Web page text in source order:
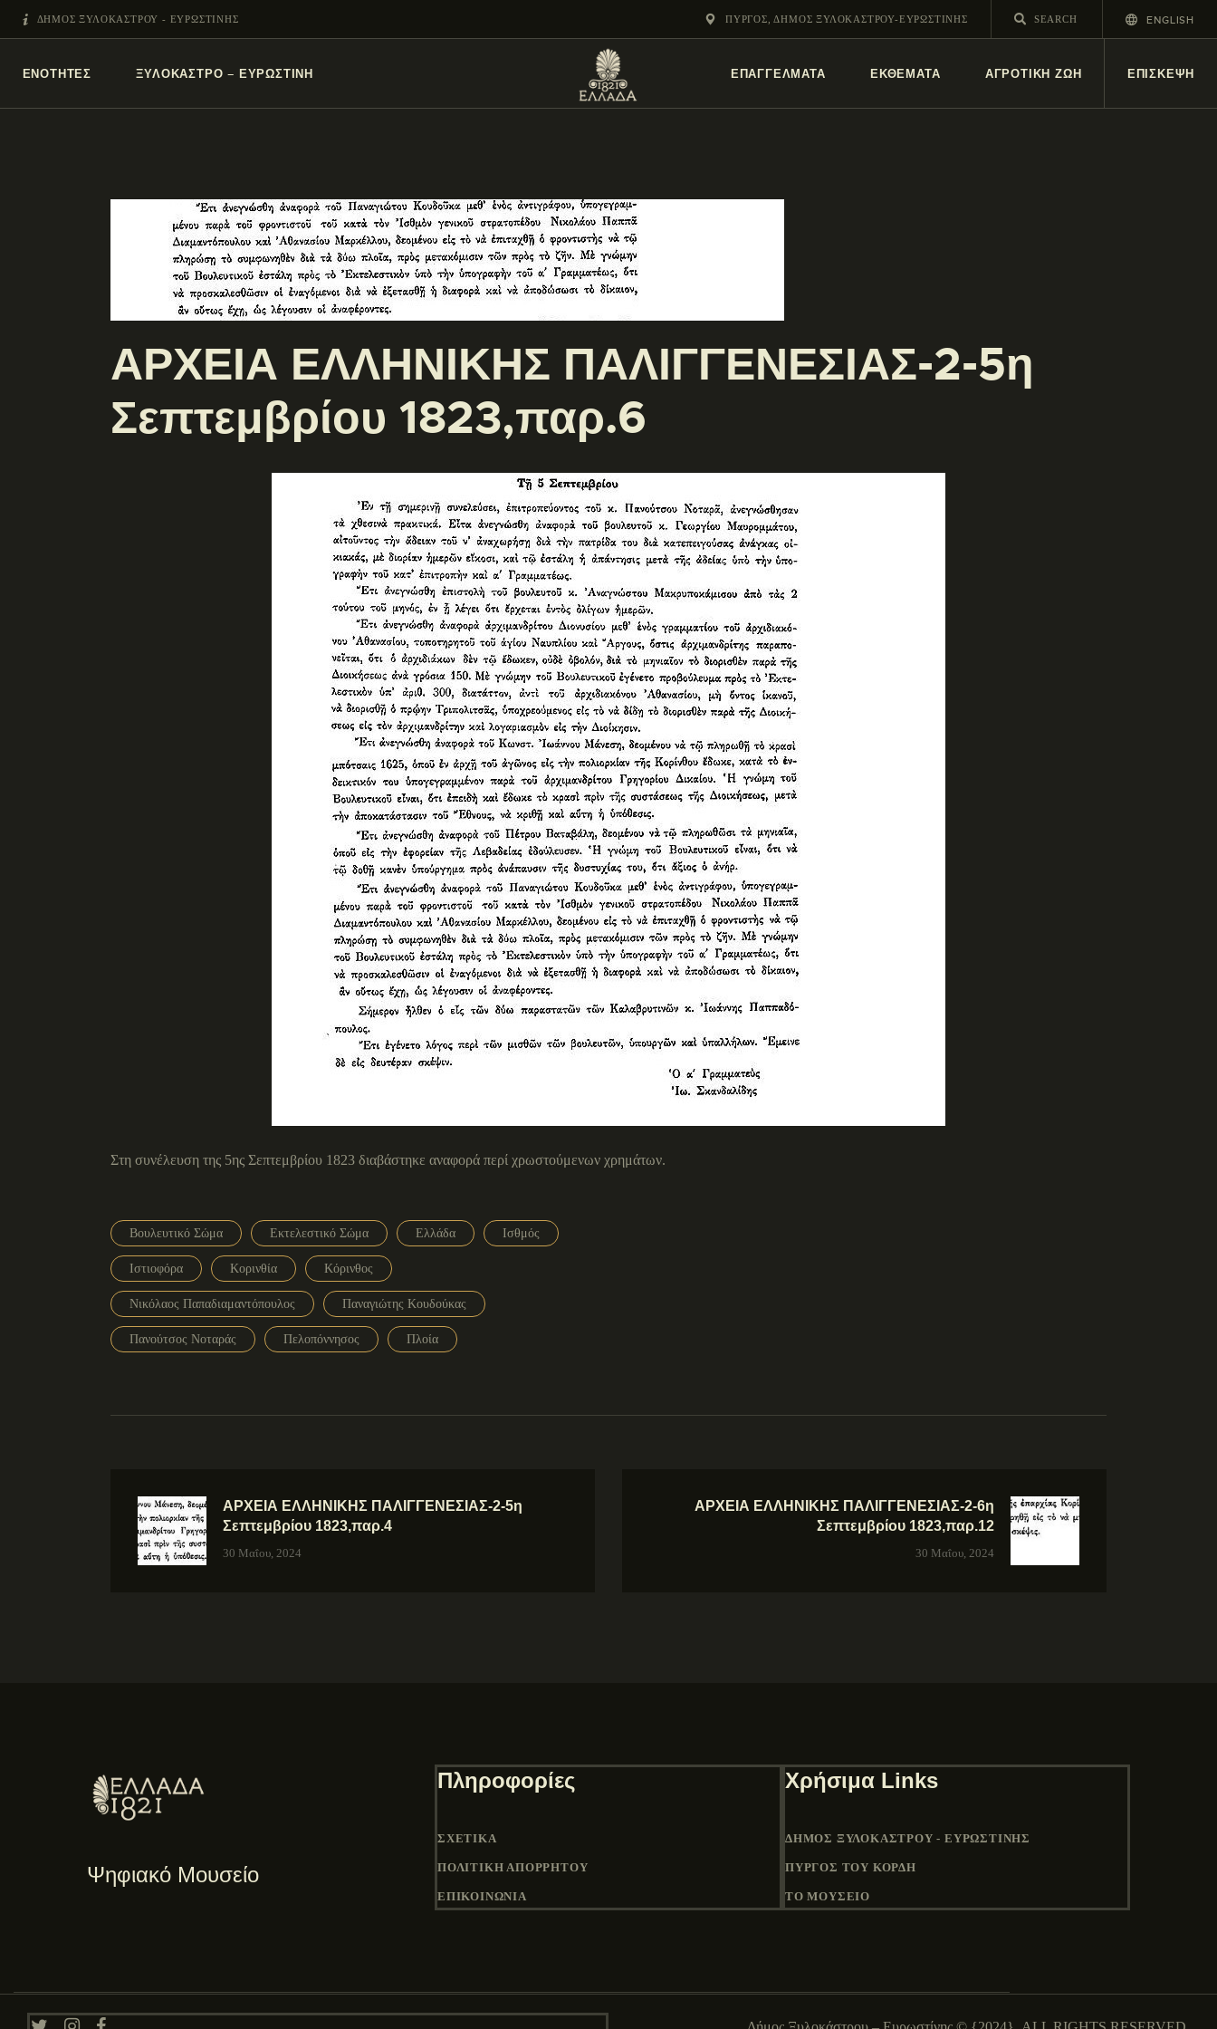
ΔΗΜΟΣ ΞΥΛΟΚΑΣΤΡΟΥ - ΕΥΡΩΣΤΙΝΗΣ ΠΎΡΓΟΣ, ΔΗΜΟΣ ΞΥΛΟΚΑΣΤΡΟΥ-ΕΥΡΩΣΤΙΝΗΣ ENGLISH
ΕΝΌΤΗΤΕΣ ΞΥΛΌΚΑΣΤΡΟ – ΕΥΡΩΣΤΊΝΗ ΕΠΑΓΓΕΛΜΑΤΑ ΕΚΘΕΜΑΤΑ ΑΓΡΟΤΙΚΗ ΖΩΗ ΕΠΙΣΚΕΨΗ
ΞΥΛΌΚΑΣΤΡΟ –
ΕΥΡΩΣΤΊΝΗ
ΑΡΧΕΙΑ ΕΛΛΗΝΙΚΗΣ ΠΑΛΙΓΓΕΝΕΣΙΑΣ-2-5η
Σεπτεμβρίου 1823,παρ.6
Στη συνέλευση της 5ης Σεπτεμβρίου 1823 διαβάστηκε αναφορά περί χρωστούμενων χρημάτων.
Βουλευτικό Σώμα Εκτελεστικό Σώμα Ελλάδα Ισθμός
Ιστιοφόρα Κορινθία Κόρινθος
Νικόλαος Παπαδιαμαντόπουλος Παναγιώτης Κουδούκας
Πανούτσος Νοταράς Πελοπόννησος Πλοία
ΑΡΧΕΙΑ ΕΛΛΗΝΙΚΗΣ ΠΑΛΙΓΓΕΝΕΣΙΑΣ-2-5η
Σεπτεμβρίου 1823,παρ.4
30 Μαΐου, 2024
ΑΡΧΕΙΑ ΕΛΛΗΝΙΚΗΣ ΠΑΛΙΓΓΕΝΕΣΙΑΣ-2-6η
Σεπτεμβρίου 1823,παρ.12
30 Μαΐου, 2024
Ψηφιακό Μουσείο
Πληροφορίες
ΣΧΕΤΙΚΆ
ΠΟΛΙΤΙΚΉ ΑΠΟΡΡΉΤΟΥ
ΕΠΙΚΟΙΝΩΝΙΑ
Χρήσιμα Links
ΔΉΜΟΣ ΞΥΛΟΚΆΣΤΡΟΥ - ΕΥΡΩΣΤΊΝΗΣ
ΠΎΡΓΟΣ ΤΟΥ ΚΟΡΔΉ
ΤΟ ΜΟΥΣΕΙΟ